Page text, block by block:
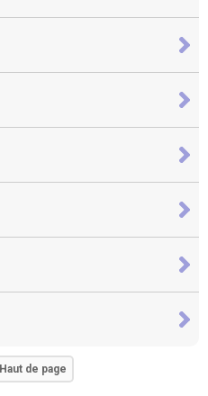
Haut de page